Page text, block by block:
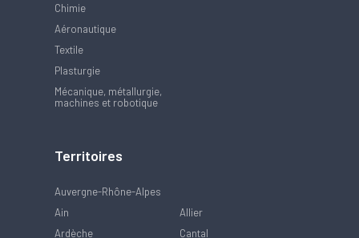
Chimie
Aéronautique
Textile
Plasturgie
Mécanique, métallurgie,
machines et robotique
Territoires
Auvergne-Rhône-Alpes
Ain
Allier
Ardèche
Cantal